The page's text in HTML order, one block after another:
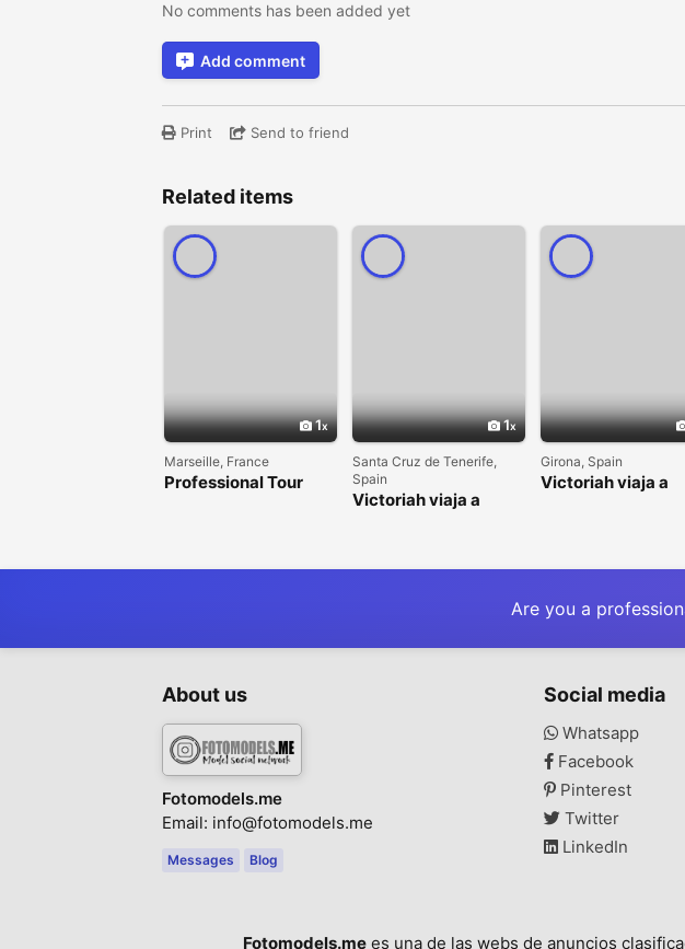
No comments has been added yet
Add comment
Print Send to friend
Related items
1
Marseille, France
Professional Tour
1
Santa Cruz de Tenerife,
Spain
Victoriah viaja a
Girona, Spain
Victoriah viaja a
Are you a
About us
Fotomodels.me
Email: info@fotomodels.me
Messages Blog
Social media
Whatsapp
Facebook
Pinterest
Twitter
LinkedIn
Fotomodels.mees una de las webs de anuncios